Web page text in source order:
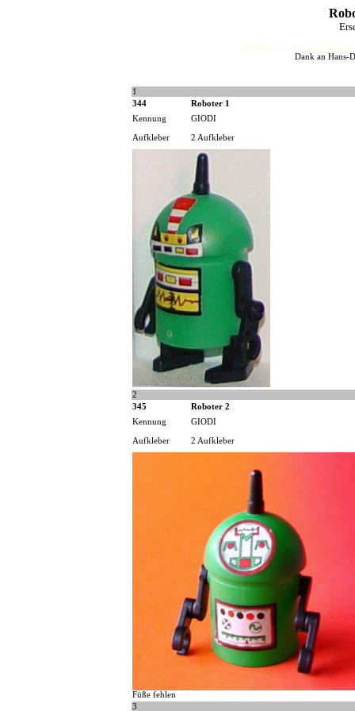
HJFHenze - Helmut´s
Dank an Hans-
1
344
Roboter 1
Kennung
GIODI
Aufkleber 2 Aufkleber
2
345
Roboter 2
Kennung
GIODI
Aufkleber 2 Aufkleber
Füße fehlen
3